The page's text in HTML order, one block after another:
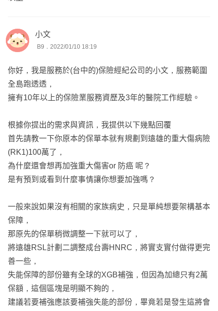
小文
B9．2022/01/10 18:19
你好，我是服務於(台中的)保險經紀公司的小文，服務範圍
全島跑透透，
擁有10年以上的保險業服務資歷及3年的醫院工作經驗。
根據你提出的需求與資訊，我提供以下幾點回覆
首先請教一下你原本的保單本就有規劃到遠雄的重大傷病險
(RK1)100萬了，
為什麼還會想再加強重大傷害or 防癌 呢？
是有預到或看到什麼事情讓你想要加強嗎？
一般來說如果沒有相關的家族病史，只是單純想要架構基本
保障，
那原先的保單稍微調整一下就可以了，
將遠雄RSL計劃二調整成台壽HNRC，將實支實付做得更完
善一些，
失能保障的部份雖有全球的XGB補強，但因為加總只有2萬
保額，這個區塊是明顯不夠的，
建議若要補強應該要補強失能的部份，畢竟若是發生這將會